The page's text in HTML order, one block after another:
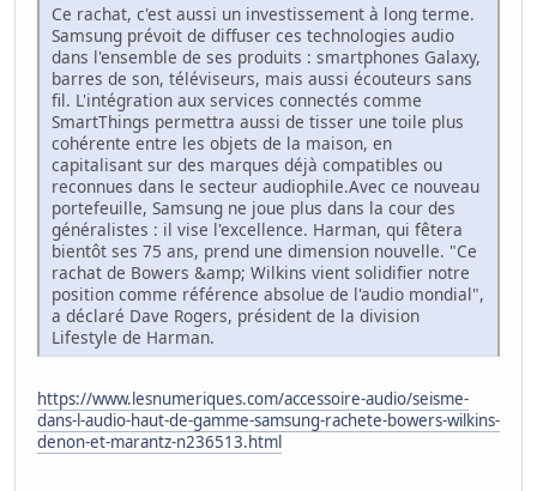
Ce rachat, c'est aussi un investissement à long terme.
Samsung prévoit de diffuser ces technologies audio
dans l'ensemble de ses produits : smartphones Galaxy,
barres de son, téléviseurs, mais aussi écouteurs sans
fil. L'intégration aux services connectés comme
SmartThings permettra aussi de tisser une toile plus
cohérente entre les objets de la maison, en
capitalisant sur des marques déjà compatibles ou
reconnues dans le secteur audiophile.Avec ce nouveau
portefeuille, Samsung ne joue plus dans la cour des
généralistes : il vise l'excellence. Harman, qui fêtera
bientôt ses 75 ans, prend une dimension nouvelle. "Ce
rachat de Bowers &amp; Wilkins vient solidifier notre
position comme référence absolue de l'audio mondial",
a déclaré Dave Rogers, président de la division
Lifestyle de Harman.
https://www.lesnumeriques.com/accessoire-audio/seisme-
dans-l-audio-haut-de-gamme-samsung-rachete-bowers-wilkins-
denon-et-marantz-n236513.html